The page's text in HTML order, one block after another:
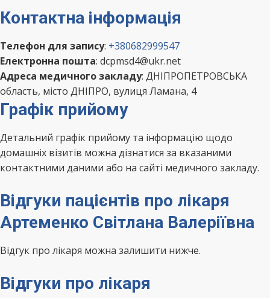
Контактна інформація
Телефон для запису: +380682999547
Електронна пошта: dcpmsd4@ukr.net
Адреса медичного закладу: ДНІПРОПЕТРОВСЬКА
область, місто ДНІПРО, вулиця Ламана, 4
Графік прийому
Детальний графік прийому та інформацію щодо
домашніх візитів можна дізнатися за вказаними
контактними даними або на сайті медичного закладу.
Відгуки пацієнтів про лікаря
Артеменко Світлана Валеріївна
Відгук про лікаря можна залишити нижче.
Відгуки про лікаря